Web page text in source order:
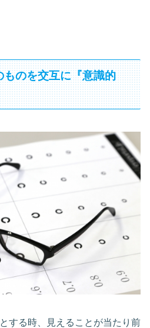
のを交互に『意識的
する時、見えることが当たり前